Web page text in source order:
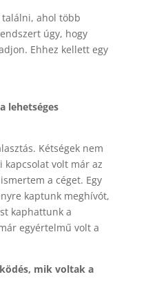
találni, ahol több
úgy, hogy
Ehhez kellett egy
lehetséges
Kétségek nem
kapcsolat volt már az
a céget. Egy
kaptunk meghívót,
kaphattunk a
egyértelmű volt a
mik voltak a